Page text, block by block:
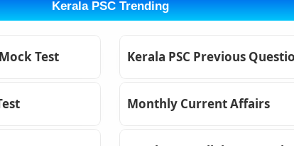
Kerala PSC Trending
Test Kerala PSC Previous
Monthly Current Affairs